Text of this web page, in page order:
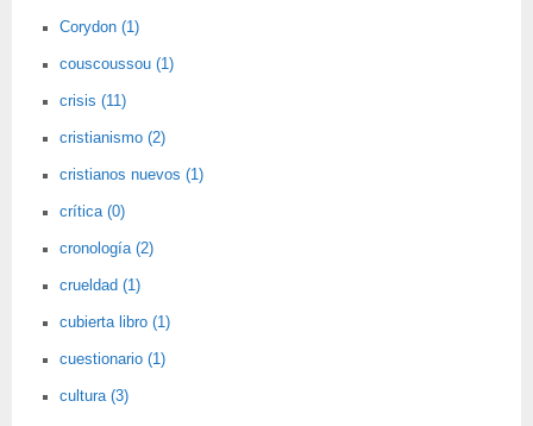
Corydon (1)
couscoussou (1)
crisis (11)
cristianismo (2)
cristianos nuevos (1)
crítica (0)
cronología (2)
crueldad (1)
cubierta libro (1)
cuestionario (1)
cultura (3)